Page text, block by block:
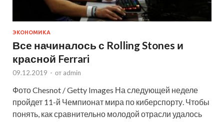
ЭКОНОМИКА
Все начиналось с Rolling Stones и
красной Ferrari
09.12.2019 - от admin
Фото Chesnot / Getty Images На следующей неделе
пройдет 11-й Чемпионат мира по киберспорту. Чтобы
понять, как сравнительно молодой отрасли удалось